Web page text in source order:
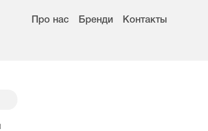
Про нас Бренди Контакты